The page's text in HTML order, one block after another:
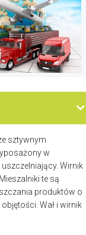
sztywnym
w
Wirnik
te są
produktów o
Wał i wirnik